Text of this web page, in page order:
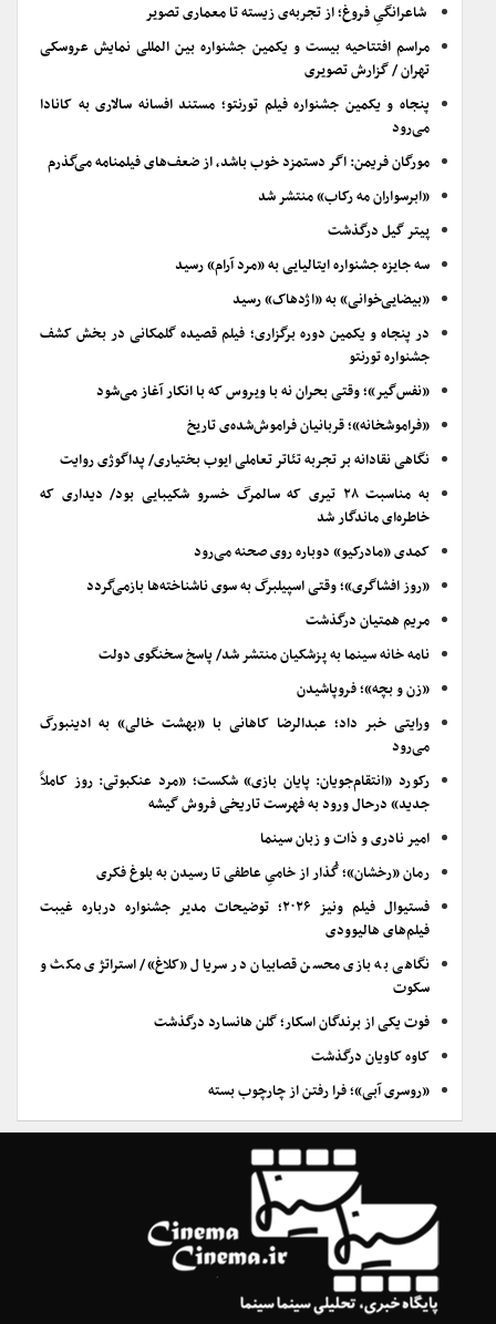
شاعرانگیِ فروغ؛ از تجربه‌ی زیسته تا معماری تصویر
مراسم افتتاحیه بیست و یکمین جشنواره بین المللی نمایش عروسکی
تهران / گزارش تصویری
پنجاه و یکمین جشنواره فیلم تورنتو؛ مستند افسانه سالاری به کانادا
می‌رود
مورگان فریمن: اگر دستمزد خوب باشد، از ضعف‌های فیلمنامه می‌گذرم
«ابرسواران مه رکاب» منتشر شد
پیتر گیل درگذشت
سه جایزه جشنواره ایتالیایی به «مرد آرام» رسید
«بیضایی‌خوانی» به «اژدهاک» رسید
در پنجاه و یکمین دوره برگزاری؛ فیلم قصیده گلمکانی در بخش کشف
جشنواره تورنتو
«نفس‌گیر»؛ وقتی بحران نه با ویروس که با انکار آغاز می‌شود
«فراموشخانه»؛ قربانیان فراموش‌شده‌ی تاریخ
نگاهی نقادانه بر تجربه تئاتر تعاملی ایوب بختیاری/ پداگوژی روایت
به مناسبت ۲۸ تیری که سالمرگ خسرو شکیبایی بود/ دیداری که
خاطره‌ای ماندگار شد
کمدی «مادرکیو» دوباره روی صحنه می‌رود
«روز افشاگری»؛ وقتی اسپیلبرگ به سوی ناشناخته‌ها بازمی‌گردد
مریم همتیان درگذشت
نامه خانه سینما به پزشکیان منتشر شد/ پاسخ سخنگوی دولت
«زن و بچه»؛ فروپاشیدن
ورایتی خبر داد؛ عبدالرضا کاهانی با «بهشت خالی» به ادینبورگ
می‌رود
رکورد «انتقام‌جویان: پایان بازی» شکست؛ «مرد عنکبوتی: روز کاملاً
جدید» درحال ورود به فهرست تاریخی فروش گیشه
امیر نادری و ذات و زبان سینما
رمان «رخشان»؛ گُذار از خامیِ عاطفی تا رسیدن به بلوغ فکری
فستیوال فیلم ونیز ۲۰۲۶؛ توضیحات مدیر جشنواره درباره غیبت
فیلم‌های هالیوودی
نگاهی به بازی محسن قصابیان در سریال «کلاغ»/ استراتژی مکث و
سکوت
فوت یکی از برندگان اسکار؛ گلن هانسارد درگذشت
کاوه کاویان درگذشت
«روسری آبی»؛ فرا رفتن از چارچوب بسته